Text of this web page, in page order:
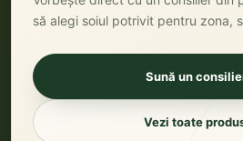
să alegi soiul potrivit pentru zona,
Sună un
Vezi toate